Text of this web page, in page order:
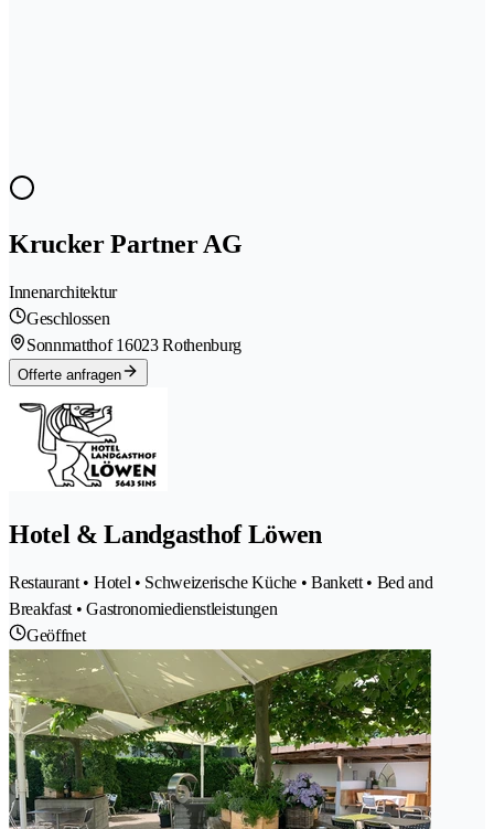
Krucker Partner AG
Innenarchitektur
Geschlossen
Sonnmatthof 16023 Rothenburg
Offerte anfragen
Hotel & Landgasthof Löwen
Restaurant • Hotel • Schweizerische Küche • Bankett • Bed and
Breakfast • Gastronomiedienstleistungen
Geöffnet